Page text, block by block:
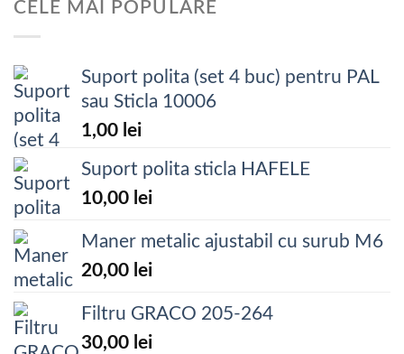
CELE MAI POPULARE
Suport polita (set 4 buc) pentru PAL
sau Sticla 10006
1,00 lei
Suport polita sticla HAFELE
10,00 lei
Maner metalic ajustabil cu surub M6
20,00 lei
Filtru GRACO 205-264
30,00 lei